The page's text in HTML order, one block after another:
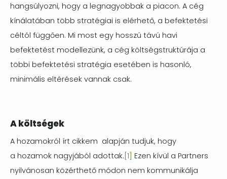
hangsúlyozni, hogy a legnagyobbak a piacon. A cég
kínálatában több stratégiai is elérhető, a befektetési
céltól függően. Mi most egy hosszú távú havi
befektetést modellezünk, a cég költségstruktúrája a
többi befektetési stratégia esetében is hasonló,
minimális eltérések vannak csak.
A költségek
A hozamokról írt cikkem alapján tudjuk, hogy
a hozamok nagyjából adottak. [1] Ezen kívül a Partners
nyilvánosan közérthető módon nem kommunikálja